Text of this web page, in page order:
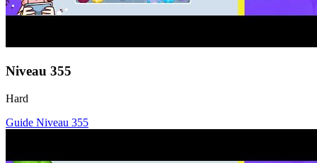
Niveau 355
Hard
Guide Niveau 355